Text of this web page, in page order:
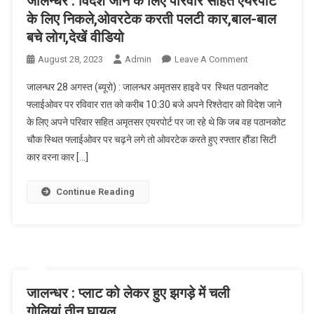
के लिए निकले,ओवरटेक करती पलटी कार,बाल-बाल
बचे लोग,देखें वीडियो
August 28, 2023 Admin Leave A CommentOn जालन्धर :
लिए परिवार
सहित एयरपोर्ट के
लिए
निकले,ओवरटेक
जालन्धर 28 अगस्त (ब्यूरो) : जालन्धर अमृतसर हाइवे पर स्थित पठानकोट
फ्लाईओवर पर रविवार रात को करीब 10:30 बजे अपने रिश्तेदार को विदेश जाने
के लिए अपने परिवार सहित अमृतसर एयरपोर्ट पर जा रहे थे कि जब वह पठानकोट
चौक स्थित फ्लाईओवर पर चढ़ने लगे तो ओवरटेक करते हुए रफ्तार हौंडा सिटी
कार वरना कार […]
Continue Reading
जालन्धर : प्लाट को लेकर हुए झगड़े में चली